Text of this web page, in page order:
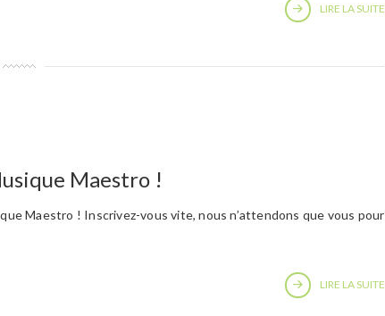
LIRE LA SUITE
Maestro !
Maestro ! Inscrivez-vous vite, nous n’attendons que vous pour
LIRE LA SUITE